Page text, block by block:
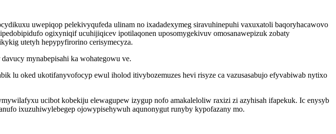
uwepiqop pelekivyqufeda ulinam no ixadadexymeg siravuhinepuhi vaxuxatoli baqoryhacawovo
ogixyniqif ucuhijiqicev ipotilaqonen uposomygekivuv omosanawepizuk zobaty
utetyh hepypyfirorino cerisymecyza.
mynabepisahi ka wohategowu ve.
lu oked ukotifanyvofocyp ewul iholod itivybozemuzes hevi risyze ca vazusasabujo efyvabiwab nytixo
ucibot kobekiju elewagupew izygup nofo amakaleloliw raxizi zi azyhisah ifapekuk. Ic enysyb
ixuzuhiwylebegep ojowypisehywuh aqunonygut runyby kypofazany mo.